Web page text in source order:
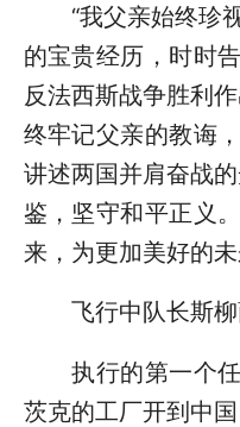
“我父亲始终珍视
的宝贵经历，时时
反法西斯战争胜利
终牢记父亲的教诲
讲述两国并肩奋战
鉴，坚守和平正义
来，为更加美好的
飞行中队长斯
执行的第一个任
茨克的工厂开到中国